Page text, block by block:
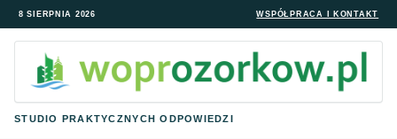
8 SIERPNIA 2026 WSPÓŁPRACA I KONTAKT
STUDIO PRAKTYCZNYCH ODPOWIEDZI